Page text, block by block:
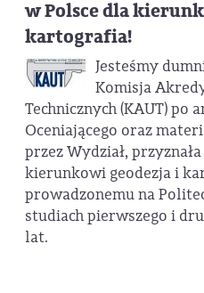
w Polsce dla
kartografia!
Jesteśmy
Komisja
Technicznych (KAUT) po
Oceniającego oraz
przez Wydział,
kierunkowi geodezja i
prowadzonemu na
studiach pierwszego i
lat.